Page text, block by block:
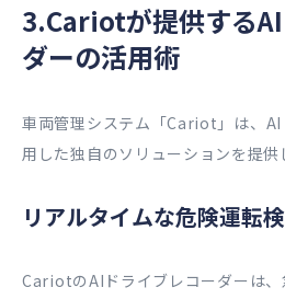
3.Cariotが提供する
ダーの活用術
車両管理システム「Cariot」は、
用した独自のソリューションを提供
リアルタイムな危険運転
CariotのAIドライブレコーダーは、